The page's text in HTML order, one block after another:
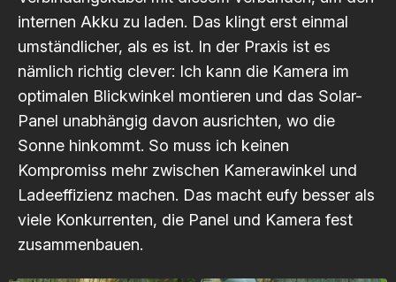
internen Akku zu laden. Das klingt erst einmal
umständlicher, als es ist. In der Praxis ist es
nämlich richtig clever: Ich kann die Kamera im
optimalen Blickwinkel montieren und das Solar-
Panel unabhängig davon ausrichten, wo die
Sonne hinkommt. So muss ich keinen
Kompromiss mehr zwischen Kamerawinkel und
Ladeeffizienz machen. Das macht eufy besser als
viele Konkurrenten, die Panel und Kamera fest
zusammenbauen.